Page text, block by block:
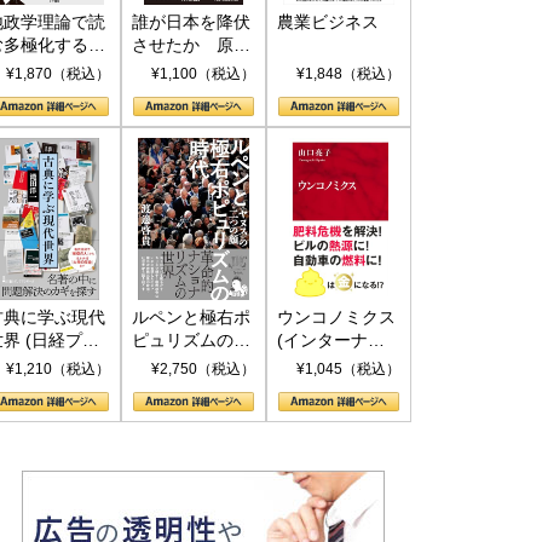
政学理論で読
多極化する世
トランプと
¥1,870（税込）
誰が日本を降伏
させたか 原爆
投下、ソ連参
(PHP新書)
¥1,100（税込）
農業ビジネス
¥1,848（税込）
典に学ぶ現代
界 (日経プレ
アシリーズ)
¥1,210（税込）
ルペンと極右ポ
ピュリズムの時
代：〈ヤヌス〉
¥2,750（税込）
ウンコノミクス
(インターナシ
ョナル新書)
¥1,045（税込）